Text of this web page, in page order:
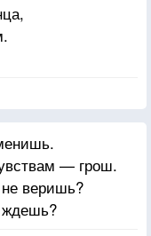
к сердцу
— грош.
веришь?
ждешь?